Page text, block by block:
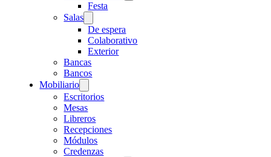
Festa
Salas
De espera
Colaborativo
Exterior
Bancas
Bancos
Mobiliario
Escritorios
Mesas
Libreros
Recepciones
Módulos
Credenzas